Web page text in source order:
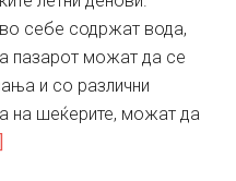
во себе содржат вода,
пазарот можат да се
и со различни
на шеќерите, можат да